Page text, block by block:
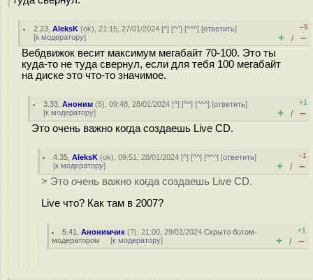
2.23 ,AleksK (ok), 21:15, 27/01/2024 [^] [^^] [^^^] [ответить]
[к модератору]
–5
+ / –
Вебдвижок весит максимум мегабайт 70-100. Это ты
куда-то не туда свернул, если для тебя 100 мегабайт
на диске это что-то значимое.
3.33 ,Аноним (5), 09:48, 28/01/2024 [^] [^^] [^^^] [ответить]
[к модератору]
+1
+ / –
Это очень важно когда создаешь Live CD.
4.35 ,AleksK (ok), 09:51, 28/01/2024 [^] [^^] [^^^] [ответить]
[к модератору]
–1
+ / –
> Это очень важно когда создаешь Live CD.
Live что? Как там в 2007?
5.41 ,Анонимчик (?), 21:00, 29/01/2024Скрыто ботом-
модератором [к модератору]
+1
+ / –